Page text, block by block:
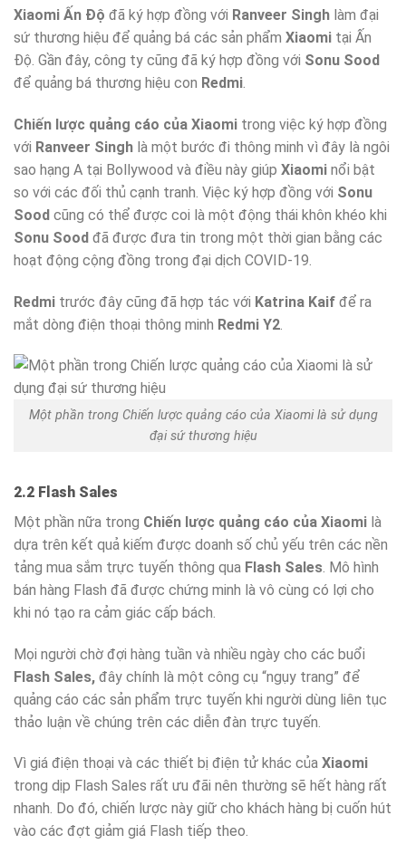
Xiaomi Ấn Độ đã ký hợp đồng với Ranveer Singh làm đại
sứ thương hiệu để quảng bá các sản phẩm Xiaomi tại Ấn
Độ. Gần đây, công ty cũng đã ký hợp đồng với Sonu Sood
để quảng bá thương hiệu con Redmi.
Chiến lược quảng cáo của Xiaomi trong việc ký hợp đồng
với Ranveer Singh là một bước đi thông minh vì đây là ngôi
sao hạng A tại Bollywood và điều này giúp Xiaomi nổi bật
so với các đối thủ cạnh tranh. Việc ký hợp đồng với Sonu
Sood cũng có thể được coi là một động thái khôn khéo khi
Sonu Sood đã được đưa tin trong một thời gian bằng các
hoạt động cộng đồng trong đại dịch COVID-19.
Redmi trước đây cũng đã hợp tác với Katrina Kaif để ra
mắt dòng điện thoại thông minh Redmi Y2
Một phần trong Chiến lược quảng cáo của Xiaomi là sử dụng
đại sứ thương hiệu
2.2 Flash Sales
Một phần nữa trong Chiến lược quảng cáo của Xiaomi là
dựa trên kết quả kiếm được doanh số chủ yếu trên các nền
tảng mua sắm trực tuyến thông qua Flash Sales. Mô hình
bán hàng Flash đã được chứng minh là vô cùng có lợi cho
khi nó tạo ra cảm giác cấp bách.
Mọi người chờ đợi hàng tuần và nhiều ngày cho các buổi
Flash Sales, đây chính là một công cụ “ngụy trang” để
quảng cáo các sản phẩm trực tuyến khi người dùng liên tục
thảo luận về chúng trên các diễn đàn trực tuyến.
Vì giá điện thoại và các thiết bị điện tử khác của Xiaomi
trong dịp Flash Sales rất ưu đãi nên thường sẽ hết hàng rất
nhanh. Do đó, chiến lược này giữ cho khách hàng bị cuốn hút
vào các đợt giảm giá Flash tiếp theo.